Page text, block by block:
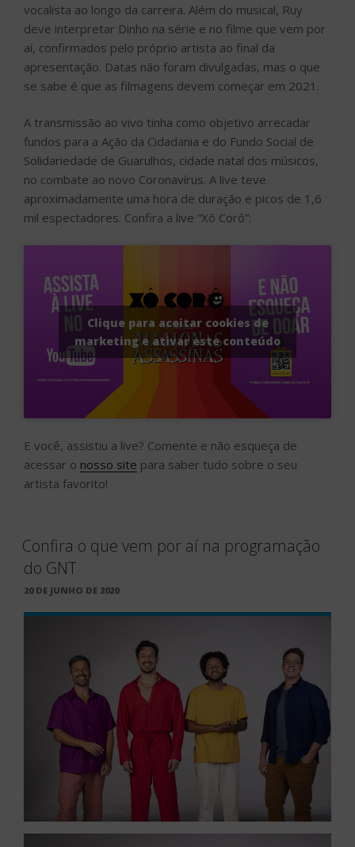
vocalista ao longo da carreira. Além do musical, Ruy
deve interpretar Dinho na série e no filme que vem por
aí, confirmados pelo próprio artista ao final da
apresentação. Datas não foram divulgadas, mas o que
se sabe é que as filmagens devem começar em 2021.
A transmissão ao vivo tinha como objetivo arrecadar
fundos para a Ação da Cidadania e do Fundo Social de
Solidariedade de Guarulhos, cidade natal dos músicos,
no combate ao novo Coronavírus. A live teve
aproximadamente uma hora de duração e picos de 1,6
mil espectadores. Confira a live “Xô Corô”:
Clique para aceitar cookies de
marketing e ativar este conteúdo
E você, assistiu a live? Comente e não esqueça de
acessar o nosso site para saber tudo sobre o seu
artista favorito!
Confira o que vem por aí na programação
do GNT
PUBLICADO
20 DE JUNHO DE 2020